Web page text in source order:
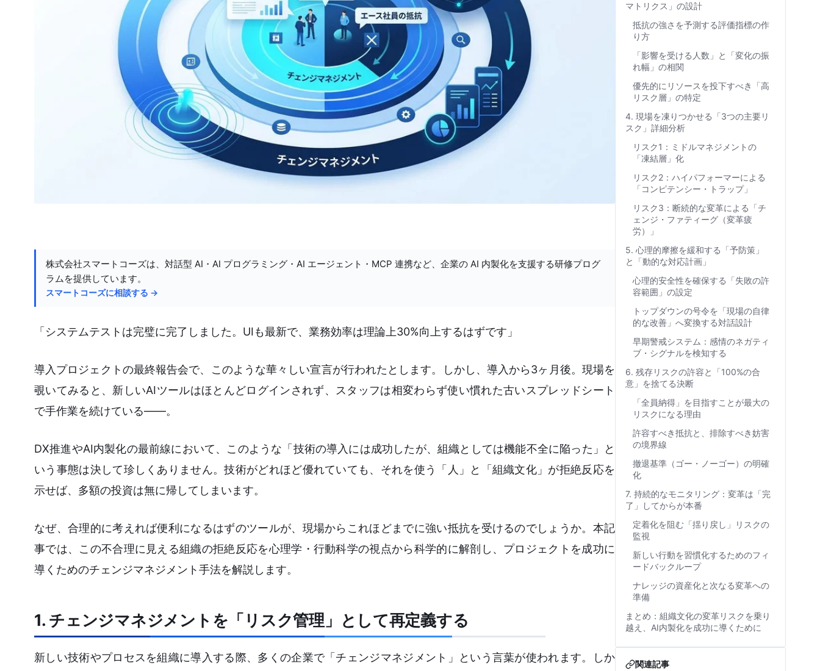
株式会社スマートコーズは、対話型 AI・AI プログラミング・AI エージェント・MCP 連携など、企業の AI 内製化を支援する研修プログ
ラムを提供しています。
スマートコーズに相談する →
「システムテストは完璧に完了しました。UIも最新で、業務効率は理論上30%向上するはずです」
導入プロジェクトの最終報告会で、このような華々しい宣言が行われたとします。しかし、導入から3ヶ月後。現場を
覗いてみると、新しいAIツールはほとんどログインされず、スタッフは相変わらず使い慣れた古いスプレッドシート
で手作業を続けている――。
DX推進やAI内製化の最前線において、このような「技術の導入には成功したが、組織としては機能不全に陥った」と
いう事態は決して珍しくありません。技術がどれほど優れていても、それを使う「人」と「組織文化」が拒絶反応を
示せば、多額の投資は無に帰してしまいます。
なぜ、合理的に考えれば便利になるはずのツールが、現場からこれほどまでに強い抵抗を受けるのでしょうか。本記
事では、この不合理に見える組織の拒絶反応を心理学・行動科学の視点から科学的に解剖し、プロジェクトを成功に
導くためのチェンジマネジメント手法を解説します。
1. チェンジマネジメントを「リスク管理」として再定義する
新しい技術やプロセスを組織に導入する際、多くの企業で「チェンジマネジメント」という言葉が使われます。しか
マトリクス」の設計
抵抗の強さを予測する評価指標の作
り方
「影響を受ける人数」と「変化の振
れ幅」の相関
優先的にリソースを投下すべき「高
リスク層」の特定
4. 現場を凍りつかせる「3つの主要リ
スク」詳細分析
リスク1：ミドルマネジメントの
「凍結層」化
リスク2：ハイパフォーマーによる
「コンピテンシー・トラップ」
リスク3：断続的な変革による「チ
ェンジ・ファティーグ（変革疲
労）」
5. 心理的摩擦を緩和する「予防策」
と「動的な対応計画」
心理的安全性を確保する「失敗の許
容範囲」の設定
トップダウンの号令を「現場の自律
的な改善」へ変換する対話設計
早期警戒システム：感情のネガティ
ブ・シグナルを検知する
6. 残存リスクの許容と「100%の合
意」を捨てる決断
「全員納得」を目指すことが最大の
リスクになる理由
許容すべき抵抗と、排除すべき妨害
の境界線
撤退基準（ゴー・ノーゴー）の明確
化
7. 持続的なモニタリング：変革は「完
了」してからが本番
定着化を阻む「揺り戻し」リスクの
監視
新しい行動を習慣化するためのフィ
ードバックループ
ナレッジの資産化と次なる変革への
準備
まとめ：組織文化の変革リスクを乗り
越え、AI内製化を成功に導くために
関連記事